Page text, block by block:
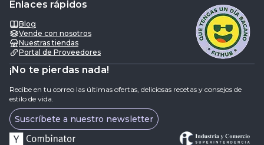
Enlaces rápidos
Blog
Vende con nosotros
Nuestras tiendas
Portal de Proveedores
¡No te pierdas nada!
Recibe en tu correo las últimas ofertas, deliciosas recetas y consejos de
estilo de vida.
Suscríbete a nuestro newsletter